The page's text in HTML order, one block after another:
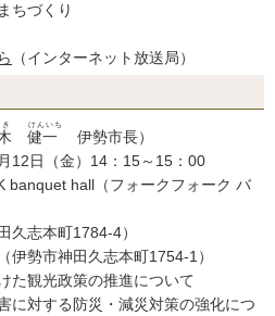
づくり
（インターネット放送局）
健一
けんいち
伊勢市長）
日（金）14：15～15：00
hall（フォークフォーク バ
町1784-4）
市神田久志本町1754-1）
観光政策の推進について
対する防災・減災対策の強化につ